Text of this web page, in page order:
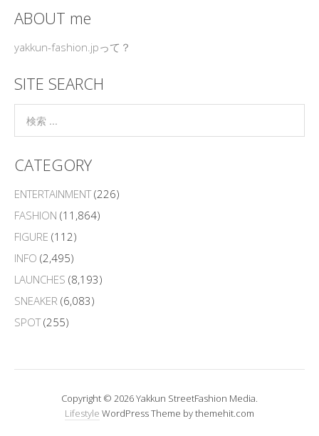
ABOUT me
yakkun-fashion.jpって？
SITE SEARCH
CATEGORY
ENTERTAINMENT(226)
FASHION (11,864)
FIGURE (112)
INFO (2,495)
LAUNCHES (8,193)
SNEAKER (6,083)
SPOT(255)
Copyright © 2026 Yakkun StreetFashion Media.
Lifestyle WordPress Theme by themehit.com